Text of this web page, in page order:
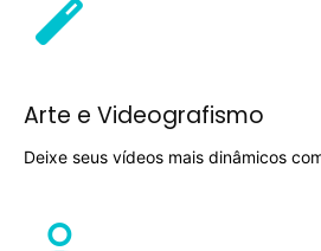
Arte e Videografismo
Deixe seus vídeos mais dinâmicos